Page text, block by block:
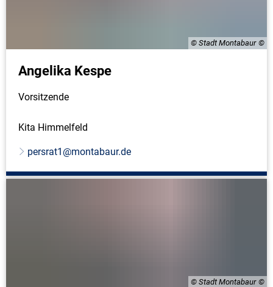
© Stadt Montabaur
Angelika Kespe
Vorsitzende
Kita Himmelfeld
persrat1@montabaur.de
© Stadt Montabaur